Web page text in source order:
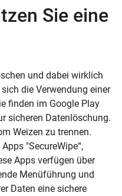
Sie eine
und dabei wirklich
die Verwendung einer
finden im Google Play
sicheren Datenlöschung.
Weizen zu trennen.
"SecureWipe“,
Apps verfügen über
Menüführung und
Daten eine sichere